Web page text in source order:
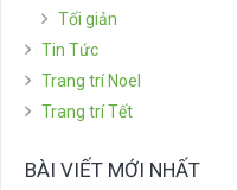
Tối giản
Tin Tức
Trang trí Noel
Trang trí Tết
BÀI VIẾT MỚI NHẤT